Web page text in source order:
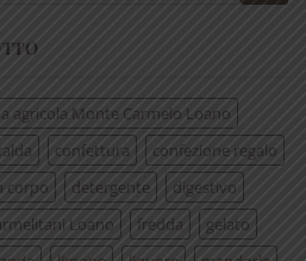
agricola Monte Carmelo Loano
confettura
confezione regalo
corpo detergente
digestivo
Loano fredda
gelato